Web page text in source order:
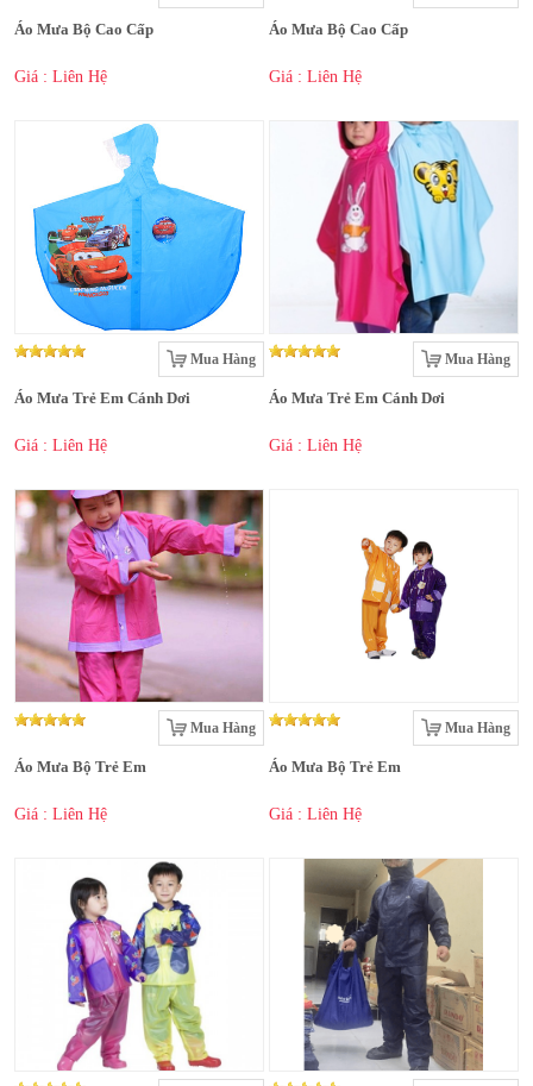
Áo Mưa Bộ Cao Cấp
Giá : Liên Hệ
Áo Mưa Bộ Cao Cấp
Giá : Liên Hệ
Mua Hàng
Áo Mưa Trẻ Em Cánh Dơi
Giá : Liên Hệ
Mua Hàng
Áo Mưa Trẻ Em Cánh Dơi
Giá : Liên Hệ
Mua Hàng
Áo Mưa Bộ Trẻ Em
Giá : Liên Hệ
Mua Hàng
Áo Mưa Bộ Trẻ Em
Giá : Liên Hệ